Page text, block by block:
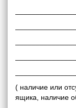
( наличие или
ящика, наличие